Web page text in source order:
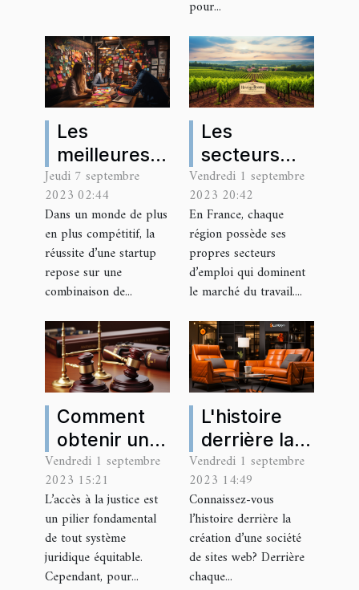
pour...
Les
meilleures
stratégies
de
stimulation
des affaires
pour les
startups
Jeudi 7 septembre
2023 02:44
Dans un monde de plus
en plus compétitif, la
réussite d’une startup
repose sur une
combinaison de...
Les
secteurs
d'emploi les
plus
populaires
en
Bourgogne
Vendredi 1 septembre
2023 20:42
En France, chaque
région possède ses
propres secteurs
d’emploi qui dominent
le marché du travail....
Comment
obtenir une
aide
juridique
gratuite en
France
Vendredi 1 septembre
2023 15:21
L’accès à la justice est
un pilier fondamental
de tout système
juridique équitable.
Cependant, pour...
L'histoire
derrière la
création de
‘Site
Compagny'
Vendredi 1 septembre
2023 14:49
Connaissez-vous
l’histoire derrière la
création d’une société
de sites web? Derrière
chaque...